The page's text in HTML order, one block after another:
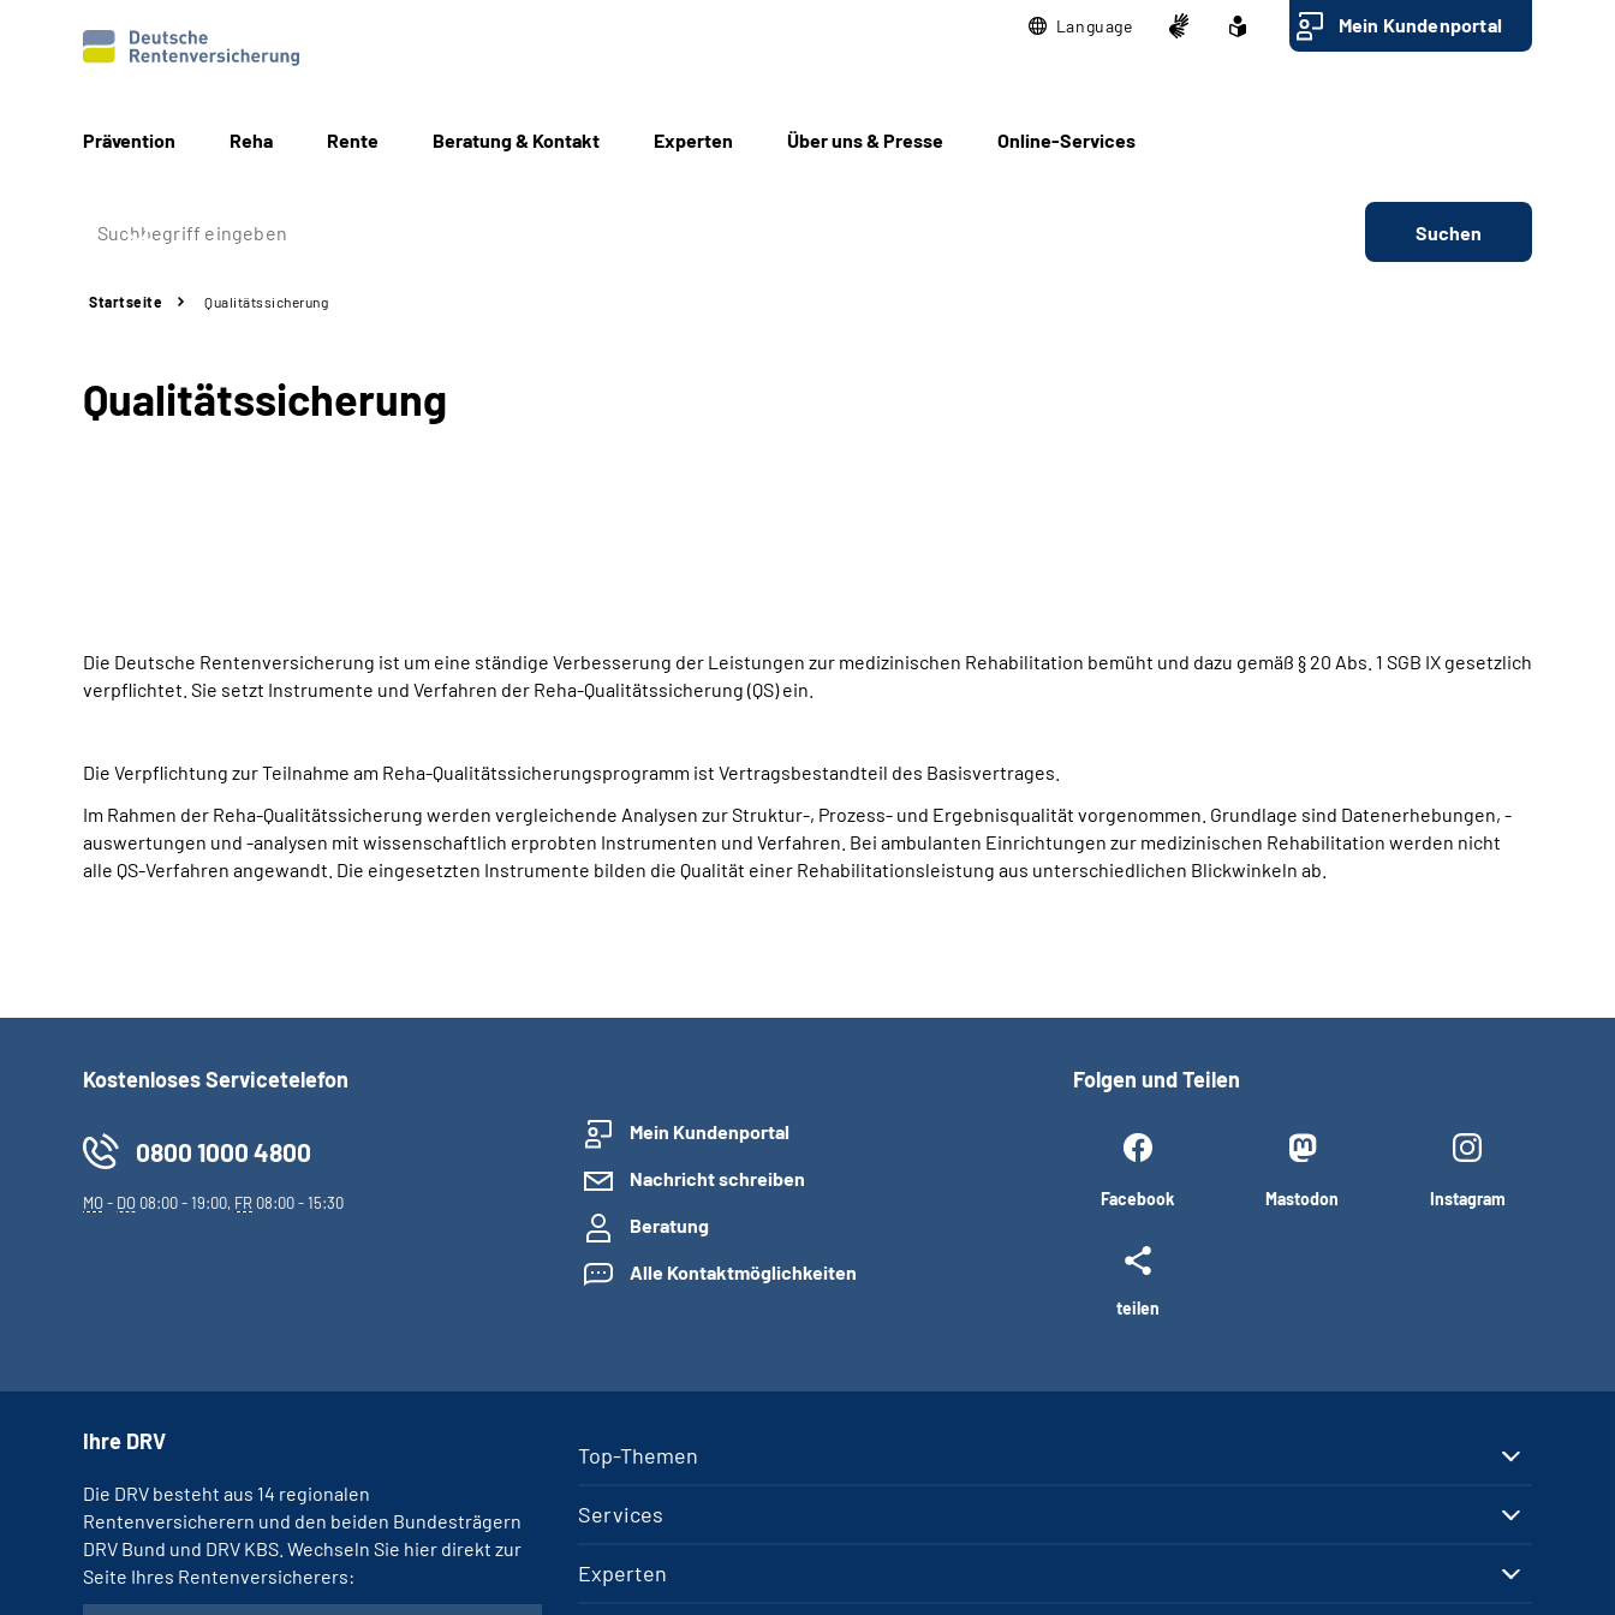
Language Mein Kundenportal
Prävention Reha Rente Beratung & Kontakt Experten Über uns & Presse Online-Services
Suchen
Startseite Qualitätssicherung
Qualitätssicherung
Die Deutsche Rentenversicherung ist um eine ständige Verbesserung der Leistungen zur medizinischen Rehabilitation bemüht und dazu gemäß § 20 Abs. 1 SGB IX gesetzlich
verpflichtet. Sie setzt Instrumente und Verfahren der Reha-Qualitätssicherung (QS) ein.
Die Verpflichtung zur Teilnahme am Reha-Qualitätssicherungsprogramm ist Vertragsbestandteil des Basisvertrages.
Im Rahmen der Reha-Qualitätssicherung werden vergleichende Analysen zur Struktur-, Prozess- und Ergebnisqualität vorgenommen. Grundlage sind Datenerhebungen, -
auswertungen und -analysen mit wissenschaftlich erprobten Instrumenten und Verfahren. Bei ambulanten Einrichtungen zur medizinischen Rehabilitation werden nicht
alle QS-Verfahren angewandt. Die eingesetzten Instrumente bilden die Qualität einer Rehabilitationsleistung aus unterschiedlichen Blickwinkeln ab.
Kostenloses Servicetelefon
0800 1000 4800
MO- DO 08:00 - 19:00, FR 08:00 - 15:30
Mein Kundenportal
Nachricht schreiben
Beratung
Alle Kontaktmöglichkeiten
Folgen und Teilen
Facebook Mastodon Instagram
teilen
Top-Themen
Services
Experten
Ihre DRV
Die DRV besteht aus 14 regionalen
Rentenversicherern und den beiden Bundesträgern
DRV Bund und DRV KBS. Wechseln Sie hier direkt zur
Seite Ihres Rentenversicherers: